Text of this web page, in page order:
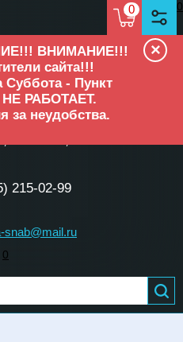
0 0
ВНИМАНИЕ!!!
сайта!!!
Суббота - Пункт
НЕ РАБОТАЕТ.
за неудобства.
×
ДИЛЕР
215-02-99
snab@mail.ru
0